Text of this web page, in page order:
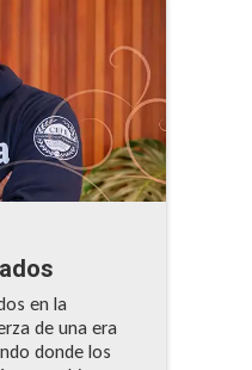
en la
de una era
donde los